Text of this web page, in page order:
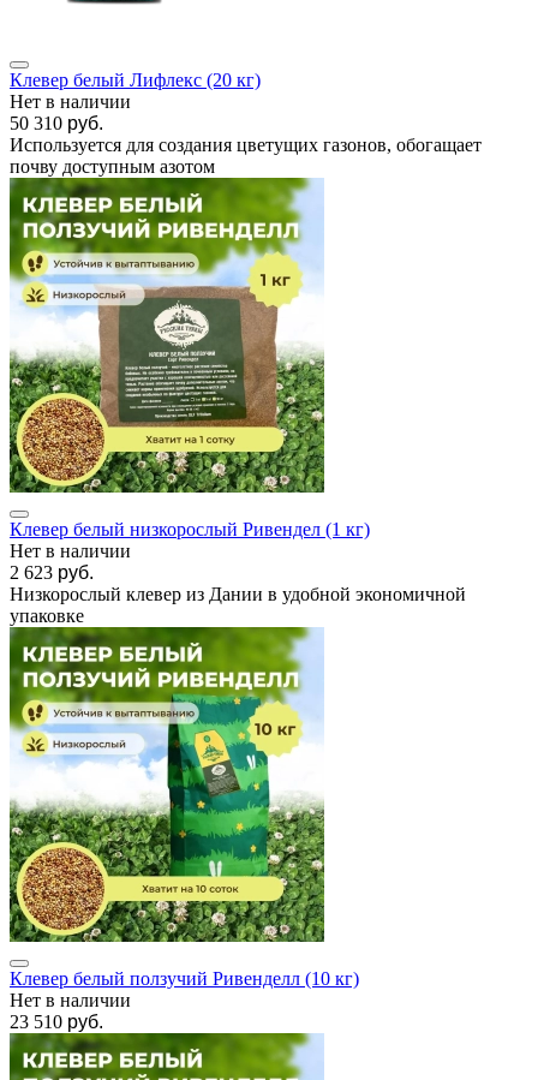
Клевер белый Лифлекс (20 кг)
Нет в наличии
50 310 руб.
Используется для создания цветущих газонов, обогащает
почву доступным азотом
Клевер белый низкорослый Ривендел (1 кг)
Нет в наличии
2 623 руб.
Низкорослый клевер из Дании в удобной экономичной
упаковке
Клевер белый ползучий Ривенделл (10 кг)
Нет в наличии
23 510 руб.